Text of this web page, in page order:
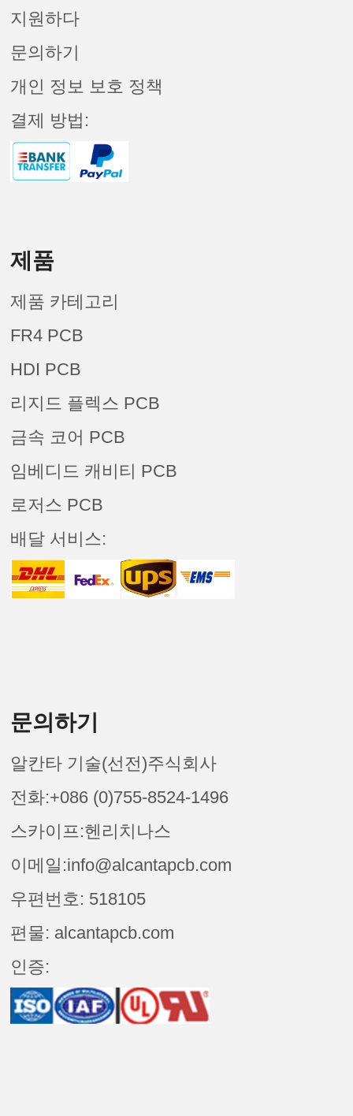
지원하다
문의하기
개인 정보 보호 정책
결제 방법:
제품
제품 카테고리
FR4 PCB
HDI PCB
리지드 플렉스 PCB
금속 코어 PCB
임베디드 캐비티 PCB
로저스 PCB
배달 서비스:
문의하기
알칸타 기술(선전)주식회사
전화:+086 (0)755-8524-1496
스카이프:헨리치나스
이메일:info@alcantapcb.com
우편번호: 518105
편물: alcantapcb.com
인증: